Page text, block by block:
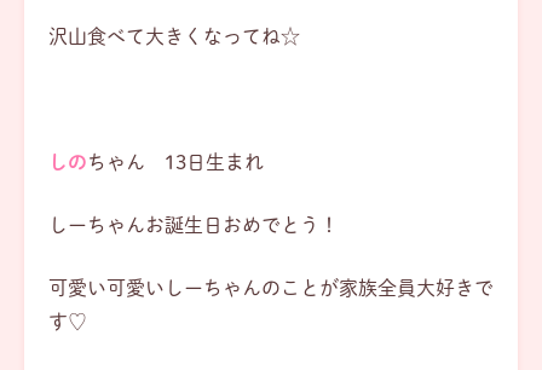
沢山食べて大きくなってね☆
しのちゃん 13日生まれ
しーちゃんお誕生日おめでとう！
可愛い可愛いしーちゃんのことが家族全員大好きで
す♡